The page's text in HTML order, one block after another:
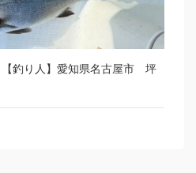
釣り人】愛知県名古屋市 坪